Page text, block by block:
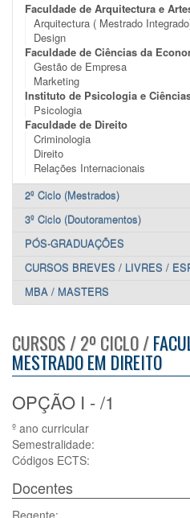
Faculdade de Arquitectura e
Arquitectura ( Mestrado
Design
Faculdade de Ciências da
Gestão de Empresa
Marketing
Instituto de Psicologia e
Psicologia
Faculdade de Direito
Criminologia
Direito
Relações Internacionais
2º Ciclo (Mestrados)
3º Ciclo (Doutoramentos)
PÓS-GRADUAÇÕES
CURSOS BREVES / LIVRES /
MBA / MASTERS
CURSOS / 2º CICLO /
MESTRADO EM DIREITO
OPÇÃO I - /1
º ano curricular
Semestralidade:
Códigos ECTS:
Docentes
Regente: